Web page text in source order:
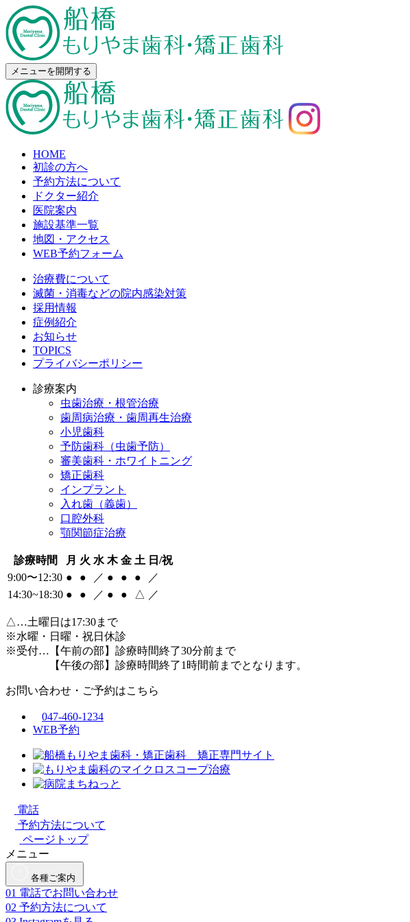
メニューを開閉する
HOME
初診の方へ
予約方法について
ドクター紹介
医院案内
施設基準一覧
地図・アクセス
WEB予約フォーム
治療費について
滅菌・消毒などの院内感染対策
採用情報
症例紹介
お知らせ
TOPICS
プライバシーポリシー
診療案内
虫歯治療・根管治療
歯周病治療・歯周再生治療
小児歯科
予防歯科（虫歯予防）
審美歯科・ホワイトニング
矯正歯科
インプラント
入れ歯（義歯）
口腔外科
顎関節症治療
診療時間 月 火 水 木 金 土 日/祝
9:00〜12:30 ● ● ／ ● ● ●
／
14:30~18:30 ● ● ／ ● ● △ ／
△…土曜日は17:30まで
※水曜・日曜・祝日休診
※受付…【午前の部】診療時間終了30分前まで
【午後の部】診療時間終了1時間前までとなります。
お問い合わせ・ご予約はこちら
047-460-1234
WEB予約
電話
予約方法について
ページトップ
メニュー
各種ご案内
01 電話でお問い合わせ
02 予約方法について